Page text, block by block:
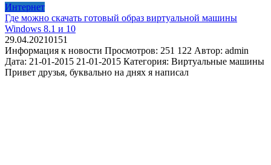
Интернет
Где можно скачать готовый образ виртуальной машины
Windows 8.1 и 10
29.04.20210151
Информация к новости Просмотров: 251 122 Автор: admin
Дата: 21-01-2015 21-01-2015 Категория: Виртуальные машины
Привет друзья, буквально на днях я написал